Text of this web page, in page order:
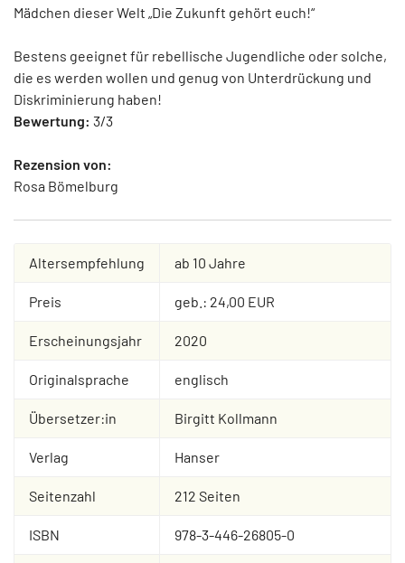
Mädchen dieser Welt „Die Zukunft gehört euch!“
Bestens geeignet für rebellische Jugendliche oder solche,
die es werden wollen und genug von Unterdrückung und
Diskriminierung haben!
Bewertung: 3/3
Rezension von:
Rosa Bömelburg
Altersempfehlung ab 10 Jahre
Preis geb.: 24,00 EUR
Erscheinungsjahr 2020
Originalsprache englisch
Übersetzer:in Birgitt Kollmann
Verlag Hanser
Seitenzahl 212 Seiten
ISBN 978-3-446-26805-0